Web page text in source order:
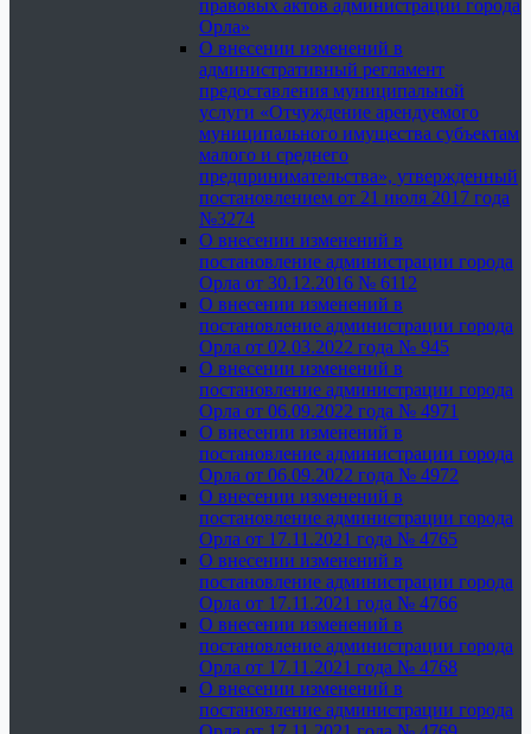
правовых актов администрации города
Орла»
О внесении изменений в
административный регламент
предоставления муниципальной
услуги «Отчуждение арендуемого
муниципального имущества субъектам
малого и среднего
предпринимательства», утвержденный
постановлением от 21 июля 2017 года
№3274
О внесении изменений в
постановление администрации города
Орла от 30.12.2016 № 6112
О внесении изменений в
постановление администрации города
Орла от 02.03.2022 года № 945
О внесении изменений в
постановление администрации города
Орла от 06.09.2022 года № 4971
О внесении изменений в
постановление администрации города
Орла от 06.09.2022 года № 4972
О внесении изменений в
постановление администрации города
Орла от 17.11.2021 года № 4765
О внесении изменений в
постановление администрации города
Орла от 17.11.2021 года № 4766
О внесении изменений в
постановление администрации города
Орла от 17.11.2021 года № 4768
О внесении изменений в
постановление администрации города